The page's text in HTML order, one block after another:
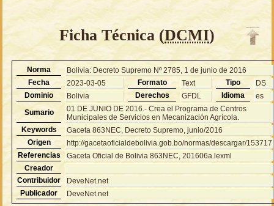
Ficha Técnica (DCMI)
Norma
Bolivia: Decreto Supremo Nº 2785, 1 de junio de 2016
Fecha
2023-03-05 Formato Text Tipo
DS
Dominio
Bolivia Derechos GFDL Idioma
es
Sumario
01 DE JUNIO DE 2016.- Crea el Programa de Centros
Municipales de Servicios en Mecanización Agrícola.
Keywords
Gaceta 863NEC, Decreto Supremo, junio/2016
Origen
http://gacetaoficialdebolivia.gob.bo/normas/descargar/153717
Referencias
Gaceta Oficial de Bolivia 863NEC, 201606a.lexml
Creador
Contribuidor
DeveNet.net
Publicador
DeveNet.net